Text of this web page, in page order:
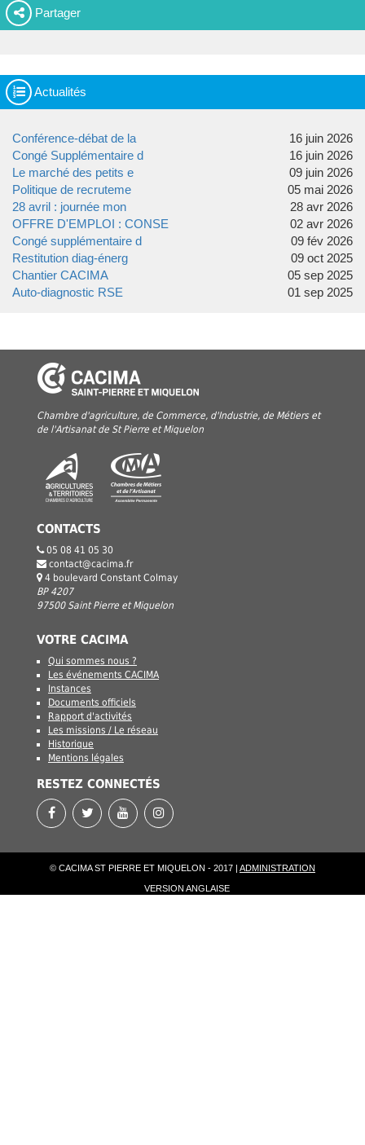
Partager
Actualités
Conférence-débat de la
16 juin 2026
Congé Supplémentaire d
16 juin 2026
Le marché des petits e
09 juin 2026
Politique de recruteme
05 mai 2026
28 avril : journée mon
28 avr 2026
OFFRE D'EMPLOI : CONSE
02 avr 2026
Congé supplémentaire d
09 fév 2026
Restitution diag-énerg
09 oct 2025
Chantier CACIMA
05 sep 2025
Auto-diagnostic RSE
01 sep 2025
Chambre d'agriculture, de Commerce, d'Industrie, de Métiers et
de l'Artisanat de St Pierre et Miquelon
CONTACTS
05 08 41 05 30
contact@cacima.fr
4 boulevard Constant Colmay
BP 4207
97500 Saint Pierre et Miquelon
VOTRE CACIMA
Qui sommes nous ?
Les événements CACIMA
Instances
Documents officiels
Rapport d'activités
Les missions / Le réseau
Historique
Mentions légales
RESTEZ CONNECTÉS
© CACIMA ST PIERRE ET MIQUELON - 2017 | ADMINISTRATION